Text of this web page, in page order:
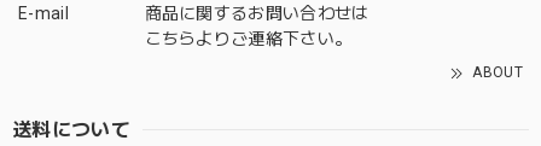
E-mail
商品に関するお問い合わせは
こちらよりご連絡下さい。
ABOUT
送料について